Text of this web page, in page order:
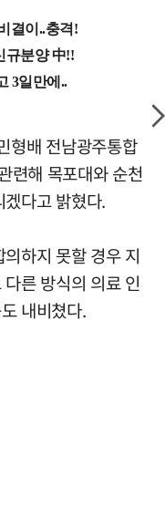
형배 전남광주통합
련해 목포대와 순천
다고 밝혔다.
하지 못할 경우 지
른 방식의 의료 인
내비쳤다.